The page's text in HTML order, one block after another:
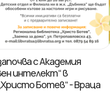
с Академия
интелект“ в
Ботев“ - Враца